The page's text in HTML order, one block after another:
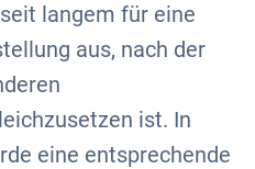
langem für eine
aus, nach der
ist. In
eine entsprechende